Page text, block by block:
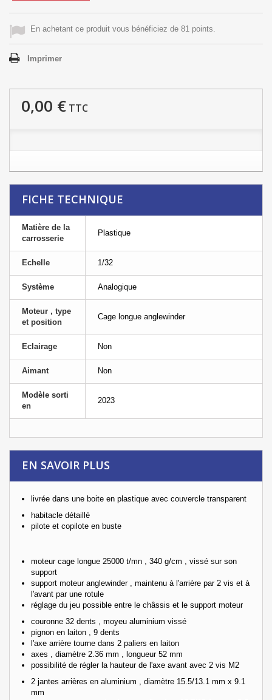
En achetant ce produit vous bénéficiez de 81 points.
Imprimer
0,00 € TTC
FICHE TECHNIQUE
Matière de la
carrosserie
Plastique
Echelle 1/32
Système Analogique
Moteur , type
et position
Cage longue anglewinder
Eclairage Non
Aimant Non
Modèle sorti
en
2023
EN SAVOIR PLUS
livrée dans une boite en plastique avec couvercle transparent
habitacle détaillé
pilote et copilote en buste
moteur cage longue 25000 t/mn , 340 g/cm , vissé sur son
support
support moteur anglewinder , maintenu à l'arrière par 2 vis et à
l'avant par une rotule
réglage du jeu possible entre le châssis et le support moteur
couronne 32 dents , moyeu aluminium vissé
pignon en laiton , 9 dents
l'axe arrière tourne dans 2 paliers en laiton
axes , diamètre 2.36 mm , longueur 52 mm
possibilité de régler la hauteur de l'axe avant avec 2 vis M2
2 jantes arrières en aluminium , diamètre 15.5/13.1 mm x 9.1
mm